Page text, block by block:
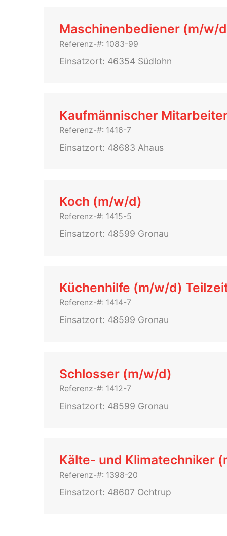
Maschinenbediener (m/w/
Referenz-#: 1083-99
Einsatzort: 46354 Südlohn
Kaufmännischer
Referenz-#: 1416-7
Einsatzort: 48683 Ahaus
Koch (m/w/d)
Referenz-#: 1415-5
Einsatzort: 48599 Gronau
Küchenhilfe (m/w/d)
Referenz-#: 1414-7
Einsatzort: 48599 Gronau
Schlosser (m/w/d)
Referenz-#: 1412-7
Einsatzort: 48599 Gronau
Kälte- und Klimatechniker
Referenz-#: 1398-20
Einsatzort: 48607 Ochtrup